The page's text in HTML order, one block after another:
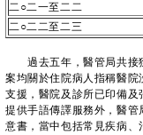
二○二一至二二
二○二二至二三
過去五年，醫管局共接
案均關於住院病人指稱醫
支援，醫院及診所已印備
提供手語傳譯服務外，醫管
意書，當中包括常見疾病、